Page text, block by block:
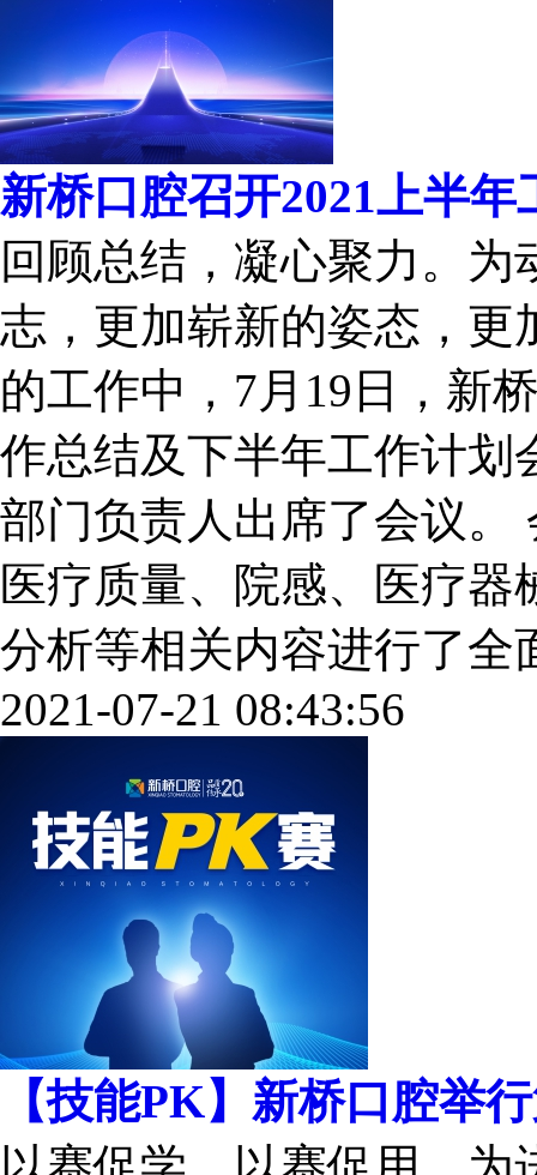
新桥口腔召开2021上半
回顾总结，凝心聚力。
志，更加崭新的姿态，更
的工作中，7月19日，新
作总结及下半年工作计划
部门负责人出席了会议。
医疗质量、院感、医疗
分析等相关内容进行了全
2021-07-21 08:43:56
【技能PK】新桥口腔举